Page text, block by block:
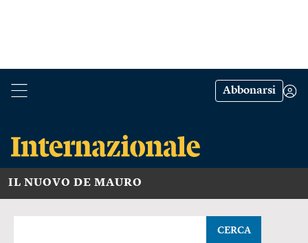
Abbonarsi
IL NUOVO DE MAURO
CERCA